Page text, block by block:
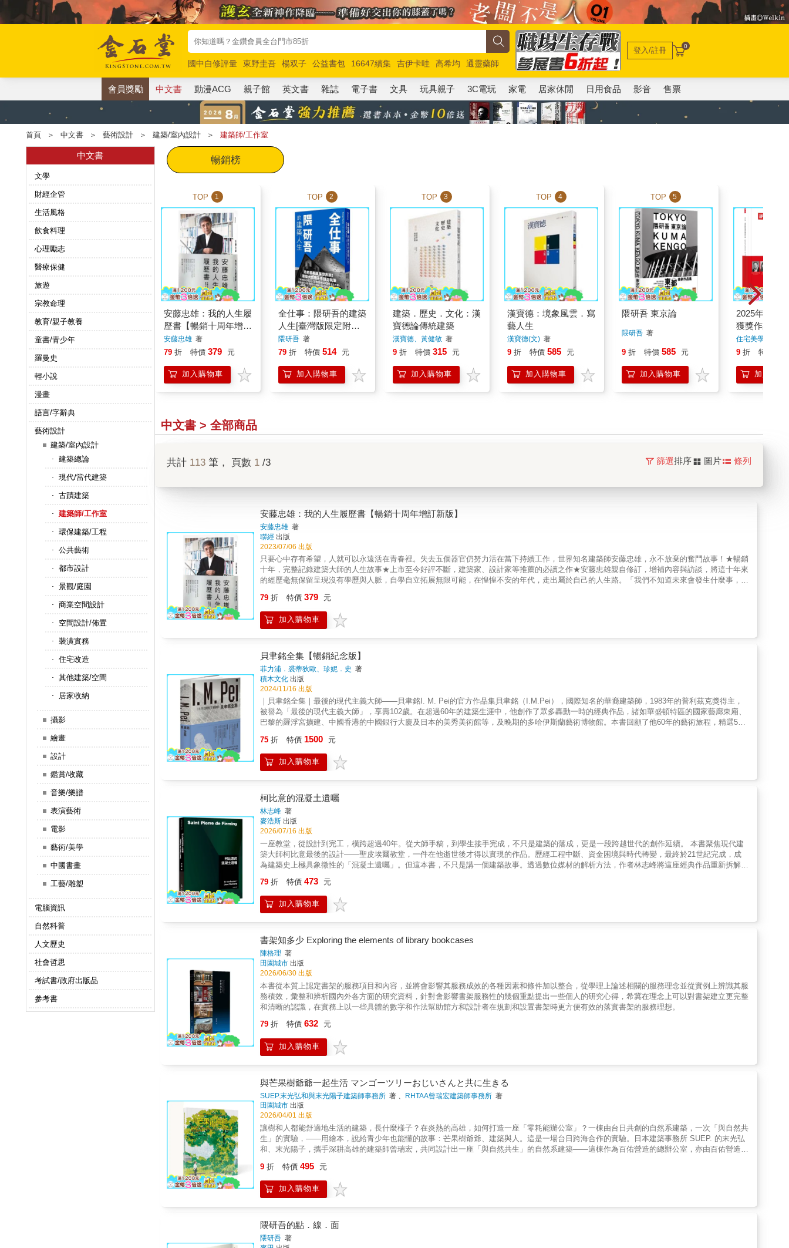
國中自修評量 東野圭吾 楊双子 公益書包 16647續集 吉伊卡哇 高希均
通靈藥師
唯紅花綻放
奧德賽 路邊攤新作 馬斯克 玩具總動員5 超慢跑
登入/註冊 0
會員獎勵 中文書 動漫ACG 親子館 英文書 雜誌 電子書 文具 玩具親子 3C電玩 家電 居家休閒 日用食品 影音 售票
首頁 ＞ 中文書 ＞ 藝術設計 ＞ 建築/室內設計 ＞ 建築師/工作室
中文書
文學
財經企管
生活風格
飲食料理
心理勵志
醫療保健
旅遊
宗教命理
教育/親子教養
童書/青少年
羅曼史
輕小說
漫畫
語言/字辭典
藝術設計
建築/室內設計
建築總論
現代/當代建築
古蹟建築
建築師/工作室
環保建築/工程
公共藝術
都市設計
景觀/庭園
商業空間設計
空間設計/佈置
裝潢實務
住宅改造
其他建築/空間
居家收納
攝影
繪畫
設計
鑑賞/收藏
音樂/樂譜
表演藝術
電影
藝術/美學
中國書畫
工藝/雕塑
電腦資訊
自然科普
人文歷史
社會哲思
考試書/政府出版品
參考書
暢銷榜
TOP 1
安藤忠雄：我的人生履
歷書【暢銷十周年增訂
新版】
安藤忠雄著
79 折 特價 379 元
加入購物車
TOP 2
全仕事：隈研吾的建築
人生[臺灣版限定附
「作者的話&簽名印刷
扉頁」]
隈研吾著
79 折 特價 514 元
加入購物車
TOP 3
建築．歷史．文化：漢
寶德論傳統建築
漢寶德、黃健敏著
9 折 特價 315 元
加入購物車
TOP 4
漢寶德：境象風雲．寫
藝人生
漢寶德(文)著
9 折 特價 585 元
加入購物車
TOP 5
隈研吾 東京論
隈研吾著
9 折 特價 585 元
加入購物車
2025年iF金
獲獎作品
住宅美學編輯部
9 折 特價
加入購物
中文書 > 全部商品
共計 113 筆， 頁數 1 /3 篩選排序 圖片 條列
安藤忠雄：我的人生履歷書【暢銷十周年增訂新版】
安藤忠雄 著
聯經 出版
2023/07/06 出版
只要心中存有希望，人就可以永遠活在青春裡。失去五個器官仍努力活在當下持續工作，世界知名建築師安藤忠雄，永不放棄的奮鬥故事！★暢銷
十年，完整記錄建築大師的人生故事★上市至今好評不斷，建築家、設計家等推薦的必讀之作★安藤忠雄親自修訂，增補內容與訪談，將這十年來
的經歷毫無保留呈現沒有學歷與人脈，自學自立拓展無限可能，在惶惶不安的年代，走出屬於自己的人生路。「我們不知道未來會發生什麼事，正
履歷書》這本文集中，坦然闡述不斷與現實對抗的建築家工作之真實面貌，紀錄生命中影響他許多的良師益友與家庭故事，並誠實剖析面對各類建
築案的困難及奮鬥歷程，不改初心且期許以一己之力擴散，為下一代帶來永不放棄的精神和學習的熱誠。
79 折 特價 379 元
加入購物車
貝聿銘全集【暢銷紀念版】
菲力浦．裘蒂狄歐、珍妮．史 著
積木文化 出版
2024/11/16 出版
｜貝聿銘全集｜最後的現代主義大師——貝聿銘I. M. Pei的官方作品集貝聿銘（I.M.Pei），國際知名的華裔建築師，1983年的普利茲克獎得主，
被譽為「最後的現代主義大師」，享壽102歲。在超過60年的建築生涯中，他創作了眾多轟動一時的經典作品，諸如華盛頓特區的國家藝廊東廂、
巴黎的羅浮宮擴建、中國香港的中國銀行大廈及日本的美秀美術館等，及晚期的多哈伊斯蘭藝術博物館。本書回顧了他60年的藝術旅程，精選50
業建築作家菲力浦．裘蒂狄歐（Philip Jodidio）和貝聿銘合夥建築事務所（I. M. Pei & Partners）媒體公關部主任珍妮．史壯（Janet Adams
Strong）共同執筆，完全記錄貝聿銘的52件作品，其設計過程和歷史背景。．精心整理的分類索引目錄，方便快速查找。【專業推薦】吳光庭／清
華大學通識教育中心教授徐明松／銘傳大學建築系助理教授 洪育成／考工記工程顧問公司負責人張清華／九典聯合建築師事務所主持建築師暨創
75 折 特價 1500 元
加入購物車
柯比意的混凝土遺囑
林志峰 著
麥浩斯 出版
2026/07/16 出版
一座教堂，從設計到完工，橫跨超過40年。從大師手稿，到學生接手完成，不只是建築的落成，更是一段跨越世代的創作延續。 本書聚焦現代建
築大師柯比意最後的設計——聖皮埃爾教堂，一件在他逝世後才得以實現的作品。歷經工程中斷、資金困境與時代轉變，最終於21世紀完成，成
為建築史上極具象徵性的「混凝土遺囑」。但這本書，不只是講一個建築故事。透過數位媒材的解析方法，作者林志峰將這座經典作品重新拆解
清楚呈現。你會看到——●混凝土如何承載光●幾何如何轉化為空間經驗●時間如何在建築中留下痕跡當多數建築書停留在形式與影像，本書帶你深
入建築的「生成邏輯」，理解設計如何從概念走向現實。這不只是一本到介紹柯比意的書，而是一種重新看懂建築的方法。▍建築人必讀｜解析柯
比意最後作品的關鍵之書▍一座延遲40年的建築，如何跨越時代被完成？▍從圖紙到現實，最戲劇化的建築誕生過程▍用數位工具，看懂經典建
79 折 特價 473 元
加入購物車
書架知多少 Exploring the elements of library bookcases
陳格理 著
田園城市 出版
2026/06/30 出版
本書從本質上認定書架的服務項目和內容，並將會影響其服務成效的各種因素和條件加以整合，從學理上論述相關的服務理念並從實例上辨識其服
務積效，彙整和辨析國內外各方面的研究資料，針對會影響書架服務性的幾個重點提出一些個人的研究心得，希冀在理念上可以對書架建立更完整
和清晰的認識，在實務上以一些具體的數字和作法幫助館方和設計者在規劃和設置書架時更方便有效的落實書架的服務理想。
79 折 特價 632 元
加入購物車
與芒果樹爺爺一起生活 マンゴーツリーおじいさんと共に生きる
SUEP.末光弘和與末光陽子建築師事務所 著 、 RHTAA曾瑞宏建築師事務所 著
田園城市 出版
2026/04/01 出版
讓樹和人都能舒適地生活的建築，長什麼樣子？在炎熱的高雄，如何打造一座「零耗能辦公室」？一棟由台日共創的自然系建築，一次「與自然共
生」的實驗，——用繪本，說給青少年也能懂的故事：芒果樹爺爺、建築與人。這是一場台日跨海合作的實驗。日本建築事務所 SUEP. 的末光弘
和、末光陽子，攜手深耕高雄的建築師曾瑞宏，共同設計出一座「與自然共生」的自然系建築——這棟作為百佑營造的總辦公室，亦由百佑營造親
果樹。為了保護這位「芒果樹爺爺」，團隊展開為期一年的研究：替樹診治、探測根系的深廣，測繪微氣候，追尋日光與風的路徑。隨後進入建築
形式與材質的探索，每一項選擇都在思索：如何找到讓樹與人一同舒適的平衡線？本書以繪本形式呈現這座榮獲「全球卓越建築獎」的自然系建築
之建造歷程；並邀請插畫家陳沛珛描繪溫暖生動的情境，並由末光陽子繪製清晰的線稿圖解。透過簡單親切的語彙與充滿手感的視覺，讓孩童也能
9 折 特價 495 元
加入購物車
隈研吾的點．線．面
隈研吾 著